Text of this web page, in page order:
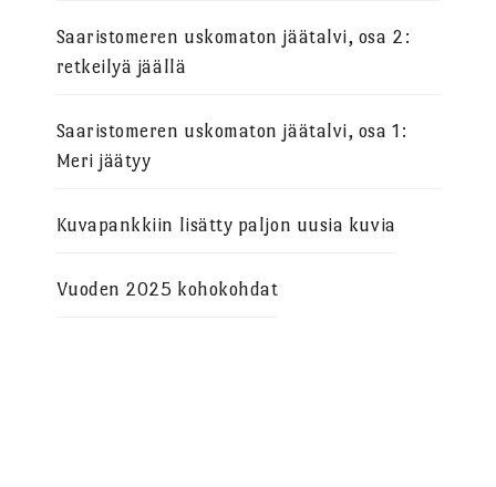
Saaristomeren uskomaton jäätalvi, osa 2:
retkeilyä jäällä
Saaristomeren uskomaton jäätalvi, osa 1:
Meri jäätyy
Kuvapankkiin lisätty paljon uusia kuvia
Vuoden 2025 kohokohdat